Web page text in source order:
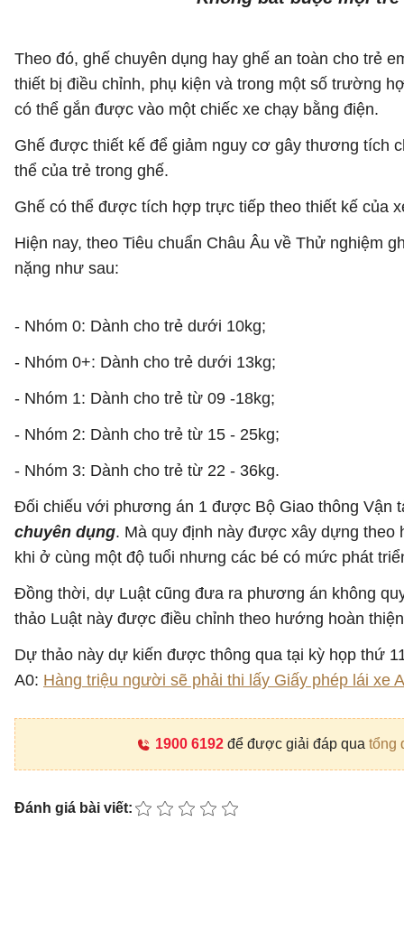
Theo đó, ghế chuyên dụng hay ghế an toàn cho trẻ
thiết bị điều chỉnh, phụ kiện và trong một số trường
có thể gắn được vào một chiếc xe chạy bằng điện.
Ghế được thiết kế để giảm nguy cơ gây thương tích
thể của trẻ trong ghế.
Ghế có thể được tích hợp trực tiếp theo thiết kế của
Hiện nay, theo Tiêu chuẩn Châu Âu về Thử nghiệm
nặng như sau:
- Nhóm 0: Dành cho trẻ dưới 10kg;
- Nhóm 0+: Dành cho trẻ dưới 13kg;
- Nhóm 1: Dành cho trẻ từ 09 -18kg;
- Nhóm 2: Dành cho trẻ từ 15 - 25kg;
- Nhóm 3: Dành cho trẻ từ 22 - 36kg.
Đối chiếu với phương án 1 được Bộ Giao thông Vận
chuyên dụng. Mà quy định này được xây dựng
khi ở cùng một độ tuổi nhưng các bé có mức phát
Đồng thời, dự Luật cũng đưa ra phương án không
thảo Luật này được điều chỉnh theo hướng hoàn
Dự thảo này dự kiến được thông qua tại kỳ họp thứ
A0: Hàng triệu người sẽ phải thi lấy Giấy phép lái xe
1900 6192để được giải đáp qua tổng
Đánh giá bài viết: